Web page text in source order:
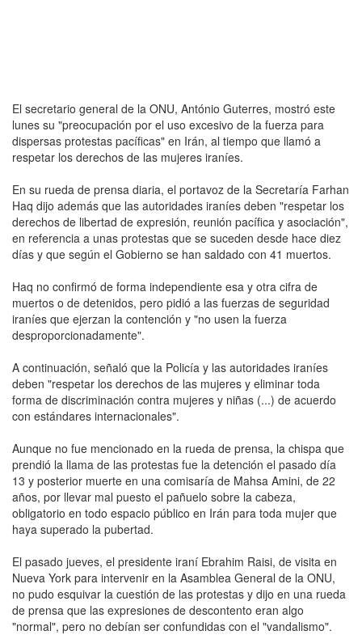
El secretario general de la ONU, António Guterres, mostró este
lunes su "preocupación por el uso excesivo de la fuerza para
dispersas protestas pacíficas" en Irán, al tiempo que llamó a
respetar los derechos de las mujeres iraníes.
En su rueda de prensa diaria, el portavoz de la Secretaría Farhan
Haq dijo además que las autoridades iraníes deben "respetar los
derechos de libertad de expresión, reunión pacífica y asociación",
en referencia a unas protestas que se suceden desde hace diez
días y que según el Gobierno se han saldado con 41 muertos.
Haq no confirmó de forma independiente esa y otra cifra de
muertos o de detenidos, pero pidió a las fuerzas de seguridad
iraníes que ejerzan la contención y "no usen la fuerza
desproporcionadamente".
A continuación, señaló que la Policía y las autoridades iraníes
deben "respetar los derechos de las mujeres y eliminar toda
forma de discriminación contra mujeres y niñas (...) de acuerdo
con estándares internacionales".
Aunque no fue mencionado en la rueda de prensa, la chispa que
prendió la llama de las protestas fue la detención el pasado día
13 y posterior muerte en una comisaría de Mahsa Amini, de 22
años, por llevar mal puesto el pañuelo sobre la cabeza,
obligatorio en todo espacio público en Irán para toda mujer que
haya superado la pubertad.
El pasado jueves, el presidente iraní Ebrahim Raisi, de visita en
Nueva York para intervenir en la Asamblea General de la ONU,
no pudo esquivar la cuestión de las protestas y dijo en una rueda
de prensa que las expresiones de descontento eran algo
"normal", pero no debían ser confundidas con el "vandalismo".